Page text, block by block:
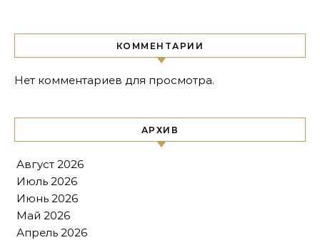
КОММЕНТАРИИ
Нет комментариев для просмотра.
АРХИВ
Август 2026
Июль 2026
Июнь 2026
Май 2026
Апрель 2026